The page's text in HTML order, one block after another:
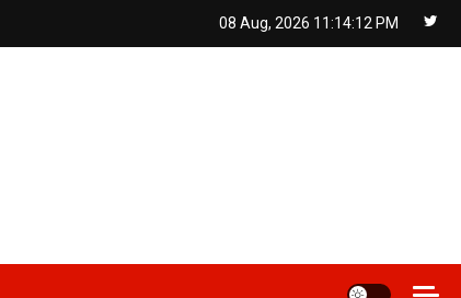
08 Aug, 2026 11:14:13 PM